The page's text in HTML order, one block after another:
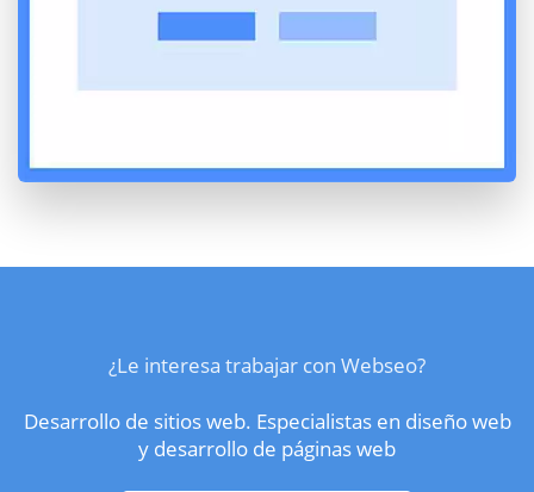
¿Le interesa trabajar con Webseo?
Desarrollo de sitios web. Especialistas en diseño web
y desarrollo de páginas web